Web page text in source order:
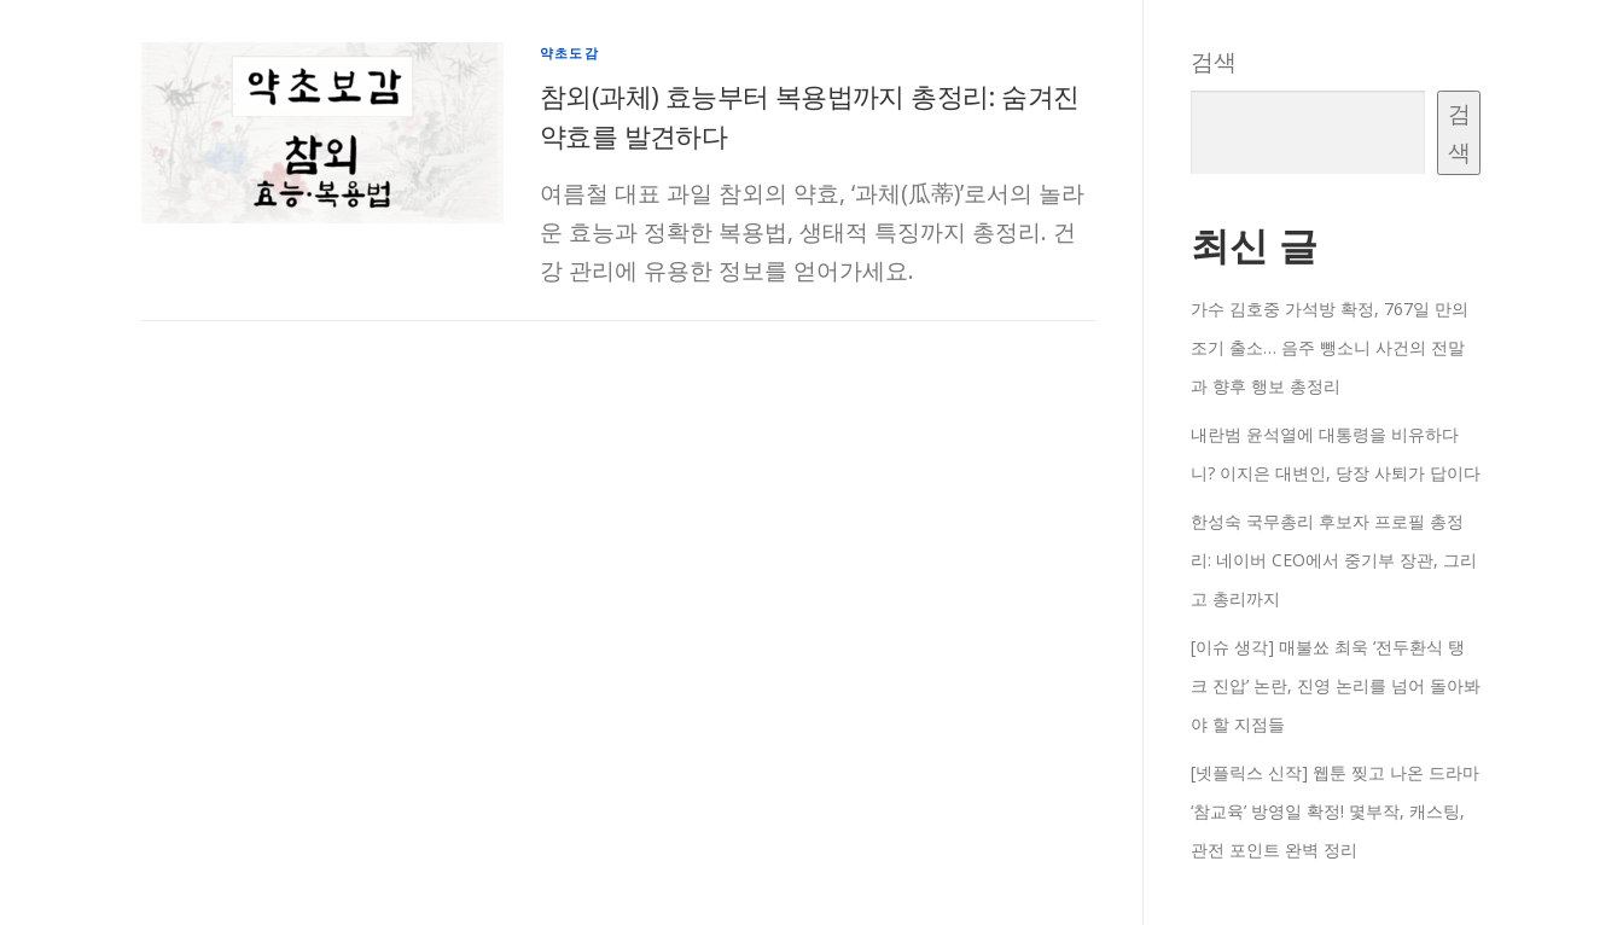
약초도감
참외(과체) 효능부터 복용법까지 총정리: 숨겨진
약효를 발견하다
여름철 대표 과일 참외의 약효, ‘과체(瓜蒂)’로서의 놀라
운 효능과 정확한 복용법, 생태적 특징까지 총정리. 건
강 관리에 유용한 정보를 얻어가세요.
검색
검
색
최신 글
가수 김호중 가석방 확정, 767일 만의
조기 출소… 음주 뺑소니 사건의 전말
과 향후 행보 총정리
내란범 윤석열에 대통령을 비유하다
니? 이지은 대변인, 당장 사퇴가 답이다
한성숙 국무총리 후보자 프로필 총정
리: 네이버 CEO에서 중기부 장관, 그리
고 총리까지
[이슈 생각] 매불쑈 최욱 ‘전두환식 탱
크 진압’ 논란, 진영 논리를 넘어 돌아봐
야 할 지점들
[넷플릭스 신작] 웹툰 찢고 나온 드라마
‘참교육’ 방영일 확정! 몇부작, 캐스팅,
관전 포인트 완벽 정리